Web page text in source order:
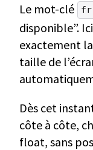
Le mot-clé fr
disponible”.
exactement
taille de
Dès cet
côte à côte,
float, sans